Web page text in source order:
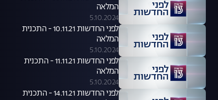
המלאה
5.10.2024
לפני החדשות 10.11.21 - התכנית
המלאה
5.10.2024
לפני החדשות 11.11.21 - התכנית
המלאה
5.10.2024
לפני החדשות 14.11.21 - התכנית